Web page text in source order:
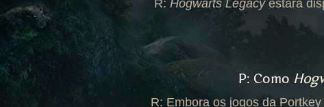
R: Hogwarts Legacyestará
P: Como
R: Embora os jogos da